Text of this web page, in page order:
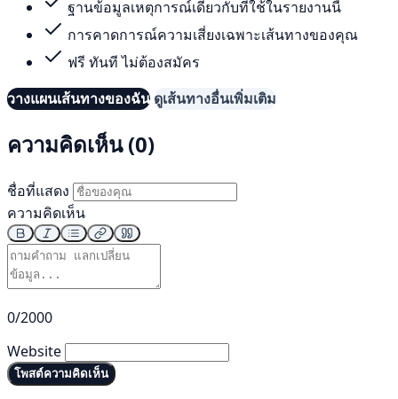
ฐานข้อมูลเหตุการณ์เดียวกับที่ใช้ในรายงานนี้
การคาดการณ์ความเสี่ยงเฉพาะเส้นทางของคุณ
ฟรี ทันที ไม่ต้องสมัคร
วางแผนเส้นทางของฉัน ดูเส้นทางอื่นเพิ่มเติม
ความคิดเห็น (0)
ชื่อที่แสดง
ความคิดเห็น
0/2000
Website
โพสต์ความคิดเห็น